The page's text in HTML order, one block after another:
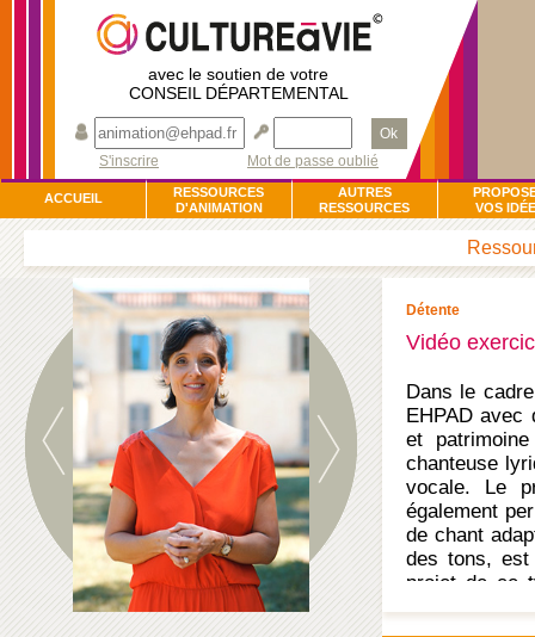
avec le soutien de votre
CONSEIL DÉPARTEMENTAL
Ok
S'inscrire
Mot de passe oublié
ACCUEIL
RESSOURCES
D'ANIMATION
AUTRES
RESSOURCES
VOS
Détente
Vidéo
Dans le
EHPAD avec
et
chanteuse
vocale. Le
également
de chant
des tons, est
projet de ce
préparation
Cette vidéo